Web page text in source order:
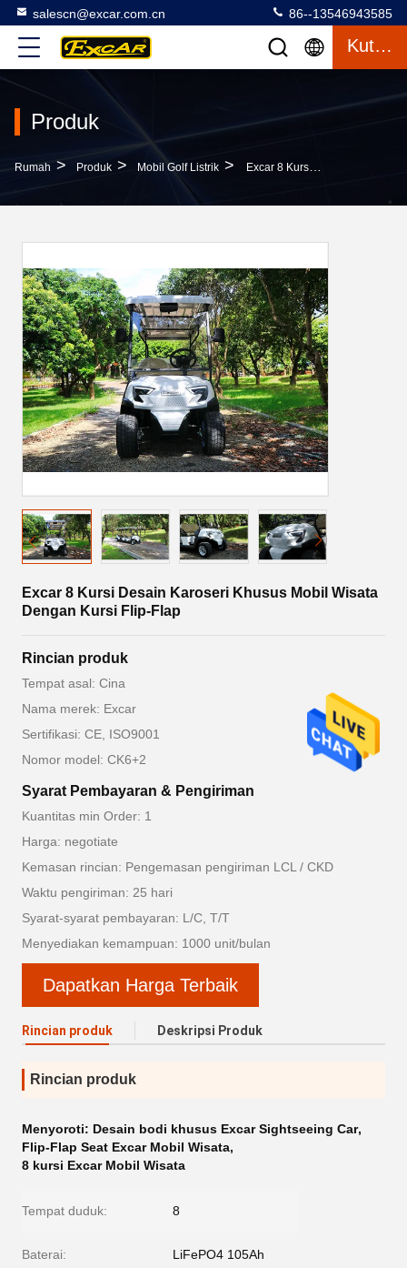
salescn@excar.com.cn 86--13546943585
Kutipan
Produk
Rumah > Produk > Mobil Golf Listrik > Excar 8 Kursi Desain Karoseri Khusus Mobil Wisata Dengan Kursi Flip-Flap
Excar 8 Kursi Desain Karoseri Khusus Mobil Wisata
Dengan Kursi Flip-Flap
Rincian produk
Tempat asal: Cina
Nama merek: Excar
Sertifikasi: CE, ISO9001
Nomor model: CK6+2
Syarat Pembayaran & Pengiriman
Kuantitas min Order: 1
Harga: negotiate
Kemasan rincian: Pengemasan pengiriman LCL / CKD
Waktu pengiriman: 25 hari
Syarat-syarat pembayaran: L/C, T/T
Menyediakan kemampuan: 1000 unit/bulan
Dapatkan Harga Terbaik
Rincian produk Deskripsi Produk
Rincian produk
Menyoroti: Desain bodi khusus Excar Sightseeing Car,
Flip-Flap Seat Excar Mobil Wisata,
8 kursi Excar Mobil Wisata
Tempat duduk: 8
Baterai: LiFePO4 105Ah